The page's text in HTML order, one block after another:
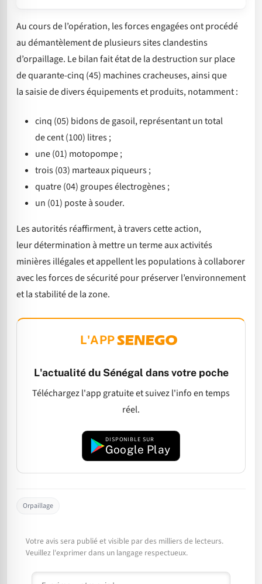
Au cours de l’opération, les forces engagées ont procédé
au démantèlement de plusieurs sites clandestins
d’orpaillage. Le bilan fait état de la destruction sur place
de quarante-cinq (45) machines cracheuses, ainsi que
la saisie de divers équipements et produits, notamment :
cinq (05) bidons de gasoil, représentant un total
de cent (100) litres ;
une (01) motopompe ;
trois (03) marteaux piqueurs ;
quatre (04) groupes électrogènes ;
un (01) poste à souder.
Les autorités réaffirment, à travers cette action,
leur détermination à mettre un terme aux activités
minières illégales et appellent les populations à collaborer
avec les forces de sécurité pour préserver l’environnement
et la stabilité de la zone.
L'APP
L'actualité du Sénégal dans votre poche
Téléchargez l'app gratuite et suivez l'info en temps
réel.
DISPONIBLE SUR
Google Play
Orpaillage
Votre avis sera publié et visible par des milliers de lecteurs.
Veuillez l'exprimer dans un langage respectueux.
Commentaire